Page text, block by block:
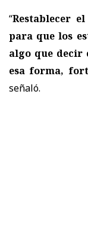
“Restablecer
para que los
algo que decir
esa forma,
señaló.